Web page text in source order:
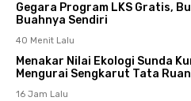
Gegara Program LKS Gratis,
Buahnya Sendiri
40 Menit Lalu
Menakar Nilai Ekologi Sunda
Mengurai Sengkarut Tata
16 Jam Lalu